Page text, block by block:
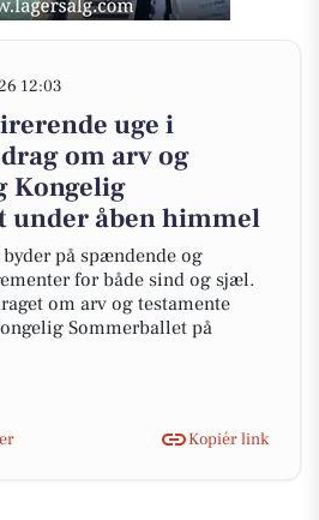
12:03
uge i
om arv og
Kongelig
under åben himmel
på spændende og
for både sind og sjæl.
om arv og testamente
Sommerballet på
Kopiér link